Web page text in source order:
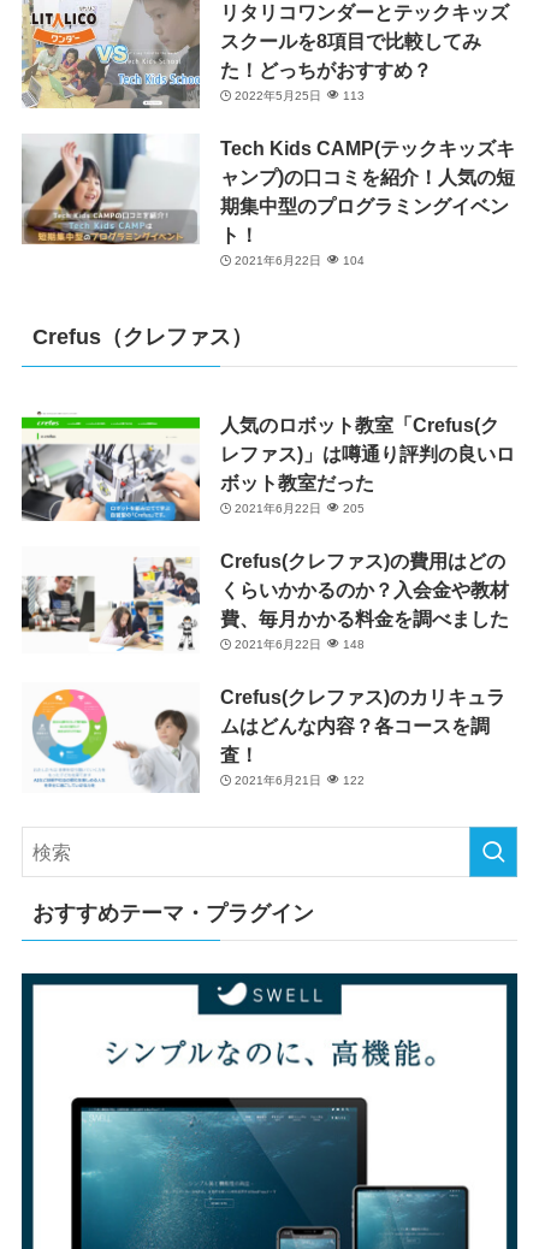
リタリコワンダーとテックキッズ
スクールを8項目で比較してみ
た！どっちがおすすめ？
2022年5月25日 113
Tech Kids CAMP(テックキッズキ
ャンプ)の口コミを紹介！人気の短
期集中型のプログラミングイベン
ト！
2021年6月22日 104
Crefus（クレファス）
人気のロボット教室「Crefus(ク
レファス)」は噂通り評判の良いロ
ボット教室だった
2021年6月22日 205
Crefus(クレファス)の費用はどの
くらいかかるのか？入会金や教材
費、毎月かかる料金を調べました
2021年6月22日 148
Crefus(クレファス)のカリキュラ
ムはどんな内容？各コースを調
査！
2021年6月21日 122
おすすめテーマ・プラグイン